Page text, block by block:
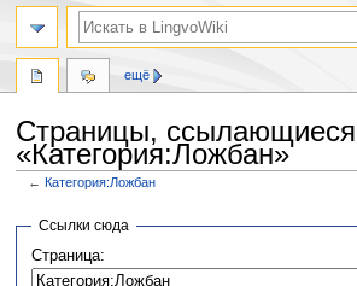
Страницы,
«Категория:Ложбан»
←Категория:Ложбан
Перейти
навигации
Перейти
поиску
Ссылки сюда
Страница:
ещё